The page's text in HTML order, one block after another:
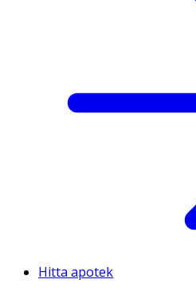
Hitta apotek